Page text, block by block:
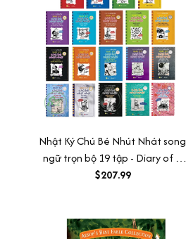
Nhật Ký Chú Bé Nhút Nhát song
ngữ trọn bộ 19 tập - Diary of a
Wimpy Kid tặng kèm file nghe
$207.99